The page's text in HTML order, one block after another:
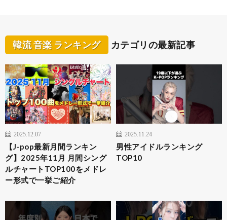
韓流 音楽 ランキング カテゴリの最新記事
2025.12.07
【J-pop最新月間ランキン
グ】2025年11月 月間シング
ルチャートTOP100をメドレ
ー形式で一挙ご紹介
2025.11.24
男性アイドルランキング
TOP10